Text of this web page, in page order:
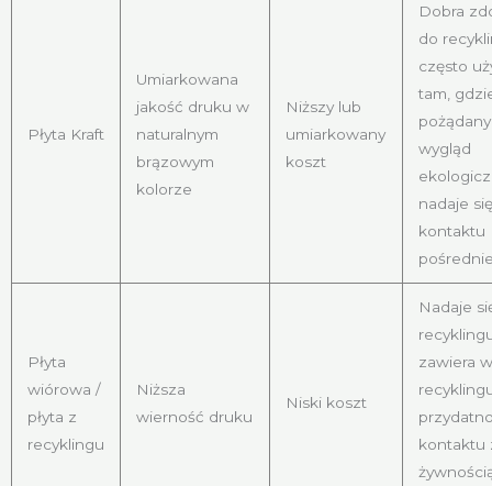
Płyta Kraft
Umiarkowana
jakość druku w
naturalnym
brązowym
kolorze
Niższy lub
umiarkowany
koszt
Dobra
do
często
tam,
wygląd
nadaje
kontaktu
Płyta
wiórowa /
płyta z
recyklingu
Niższa
wierność druku
Niski koszt
Nadaje
zawiera
kontaktu